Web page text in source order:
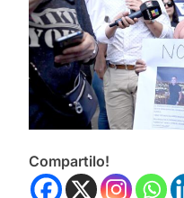
Compartilo!